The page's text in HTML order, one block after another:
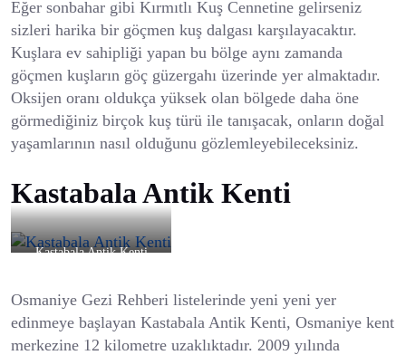
Eğer sonbahar gibi Kırmıtlı Kuş Cennetine gelirseniz
sizleri harika bir göçmen kuş dalgası karşılayacaktır.
Kuşlara ev sahipliği yapan bu bölge aynı zamanda
göçmen kuşların göç güzergahı üzerinde yer almaktadır.
Oksijen oranı oldukça yüksek olan bölgede daha öne
görmediğiniz birçok kuş türü ile tanışacak, onların doğal
yaşamlarının nasıl olduğunu gözlemleyebileceksiniz.
Kastabala Antik Kenti
Kastabala Antik Kenti
Osmaniye Gezi Rehberi listelerinde yeni yeni yer
edinmeye başlayan Kastabala Antik Kenti, Osmaniye kent
merkezine 12 kilometre uzaklıktadır. 2009 yılında